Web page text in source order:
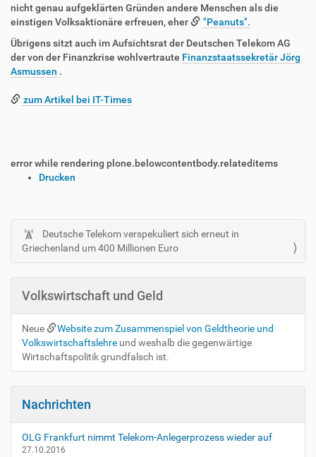
nicht genau aufgeklärten Gründen andere Menschen als die
einstigen Volksaktionäre erfreuen, eher
"Peanuts".
Übrigens sitzt auch im Aufsichtsrat der Deutschen Telekom AG
der von der Finanzkrise wohlvertraute Finanzstaatssekretär Jörg
Asmussen .
zum Artikel bei IT-Times
error while rendering plone.belowcontentbody.relateditems
i
c
Drucken
N
a
i
a
t
i
Deutsche Telekom verspekuliert sich erneut in
Griechenland um 400 Millionen Euro
Volkswirtschaft und Geld
Neue
Website zum Zusammenspiel von Geldtheorie und
Volkswirtschaftslehre und weshalb die gegenwärtige
Wirtschaftspolitik grundfalsch ist.
Nachrichten
OLG Frankfurt nimmt Telekom-Anlegerprozess wieder auf
27.10.2016